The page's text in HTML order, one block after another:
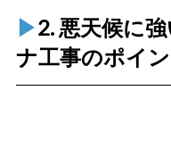
▶︎2. 悪天候に
ナ工事のポイ